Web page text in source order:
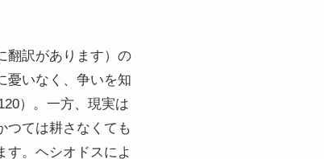
翻訳があります）の
憂いなく、争いを知
）。一方、現実は
つては耕さなくても
す。ヘシオドスによ